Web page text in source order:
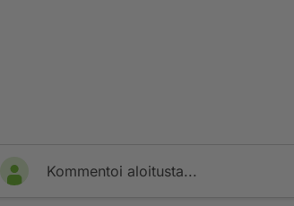
Kommentoi aloitusta...